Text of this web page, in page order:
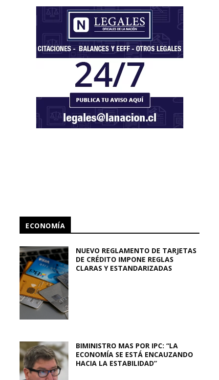
ECONOMÍA
NUEVO REGLAMENTO DE TARJETAS
DE CRÉDITO IMPONE REGLAS
CLARAS Y ESTANDARIZADAS
BIMINISTRO MAS POR IPC: “LA
ECONOMÍA SE ESTÁ ENCAUZANDO
HACIA LA ESTABILIDAD”